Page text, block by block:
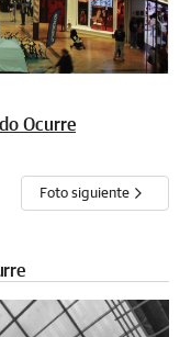
Ocurre
Foto siguiente